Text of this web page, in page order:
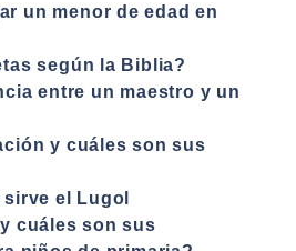
un menor de edad en
según la Biblia?
entre un maestro y un
y cuáles son sus
el Lugol
cuáles son sus